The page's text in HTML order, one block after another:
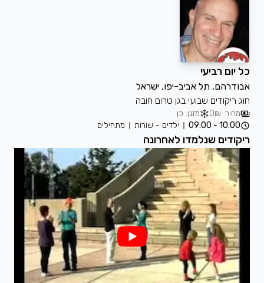
כל יום רביעי
אבודרהם, תל אביב-יפו, ישראל
חוג ריקודים שבועי בגן טרום חובה
מחיר: 0₪
מזגן: כן
10:00 - 09:00
ילדים - שורות מתחילים
ריקודים שנלמדו לאחרונה